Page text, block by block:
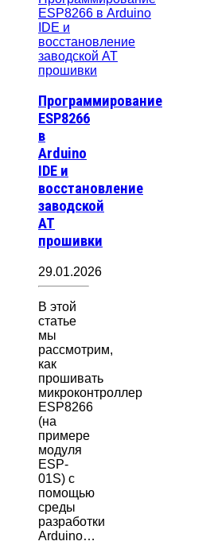
Программирование
ESP8266
в
Arduino
IDE и
восстановление
заводской
AT
прошивки
29.01.2026
В этой
статье
мы
рассмотрим,
как
прошивать
микроконтроллер
ESP8266
(на
примере
модуля
ESP-
01S) с
помощью
среды
разработки
Arduino…